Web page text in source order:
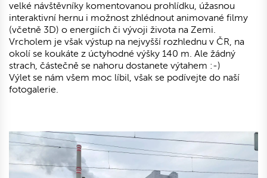
velké návštěvníky komentovanou prohlídku, úžasnou
interaktivní hernu i možnost zhlédnout animované filmy
(včetně 3D) o energiích či vývoji života na Zemi.
Vrcholem je však výstup na nejvyšší rozhlednu v ČR, na
okolí se koukáte z úctyhodné výšky 140 m. Ale žádný
strach, částečně se nahoru dostanete výtahem :-)
Výlet se nám všem moc líbil, však se podívejte do naší
fotogalerie.